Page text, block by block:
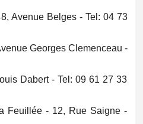
Avenue Belges - Tel: 04 73
Georges Clemenceau -
Dabert - Tel: 09 61 27 33
Feuillée - 12, Rue Saigne -